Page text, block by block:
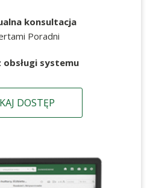
konsultacja
Poradni
obsługi systemu
DOSTĘP